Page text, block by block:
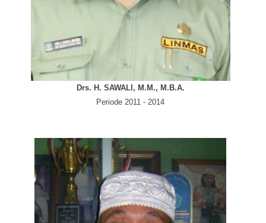
Drs. H. SAWALI, M.M., M.B.A.
Periode 2011 - 2014